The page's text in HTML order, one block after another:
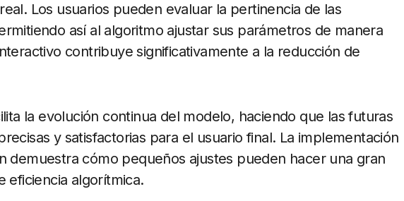
Los usuarios pueden evaluar la pertinencia de las
así al algoritmo ajustar sus parámetros de manera
contribuye significativamente a la reducción de
la evolución continua del modelo, haciendo que las futuras
y satisfactorias para el usuario final. La implementación
demuestra cómo pequeños ajustes pueden hacer una gran
eficiencia algorítmica.